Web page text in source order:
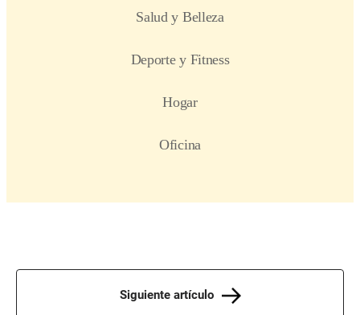
Siguiente artículo